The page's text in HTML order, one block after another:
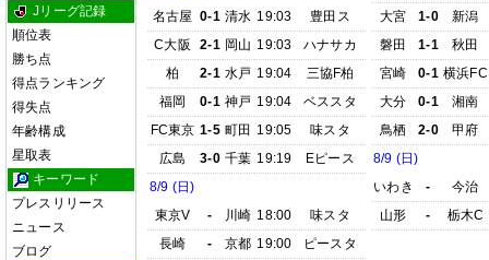
Jリーグ記録
順位表
勝ち点
得点ランキング
得失点
年齢構成
星取表
キーワード
プレスリリース
ニュース
ブログ
名古屋 0-1 清水 19:03
豊田ス
C大阪
2-1 岡山 19:03
ハナサカ
柏
2-1 水戸 19:04
三協F柏
福岡
0-1 神戸 19:04
ベススタ
FC東京 1-5 町田 19:05
味スタ
広島
3-0 千葉 19:19
Eピース
8/9 (日)
東京V
- 川崎 18:00
味スタ
長崎
- 京都 19:00 ピースタ
大宮
1-0
新潟
磐田
1-1
秋田
宮崎
0-1 横浜FC
大分
0-1
湘南
鳥栖
2-0
甲府
8/9 (日)
いわき
-
今治
山形
- 栃木C